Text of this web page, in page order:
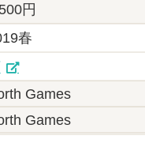
円
春
Games
Games